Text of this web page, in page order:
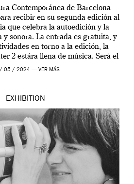
Contemporánea de Barcelona
recibir en su segunda edición al
que celebra la autoedición y la
sonora. La entrada es gratuita, y
en torno a la edición, la
2 estára llena de música. Será el
[…]
05 / 2024 — VER MÁS
EXHIBITION